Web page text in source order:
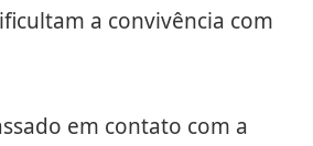
a convivência com
em contato com a